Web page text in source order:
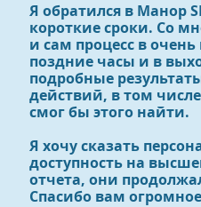
Я обратился в Манор
короткие сроки. Со
и сам процесс в
поздние часы и в
подробные
действий, в том
смог бы этого найти.
Я хочу сказать
доступность на
отчета, они
Спасибо вам